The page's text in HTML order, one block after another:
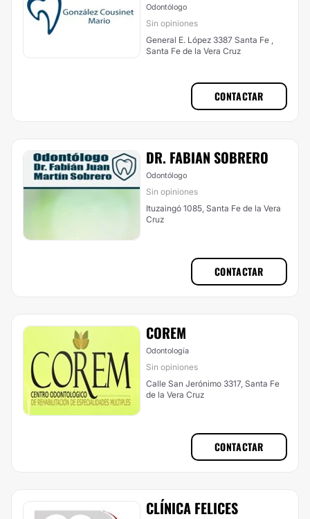
Odontólogo
Sin opiniones
General E. López 3387 Santa Fe ,
Santa Fe de la Vera Cruz
CONTACTAR
DR. FABIAN SOBRERO
Odontólogo
Sin opiniones
Ituzaingó 1085, Santa Fe de la Vera
Cruz
CONTACTAR
COREM
Odontología
Sin opiniones
Calle San Jerónimo 3317, Santa Fe
de la Vera Cruz
CONTACTAR
CLÍNICA FELICES